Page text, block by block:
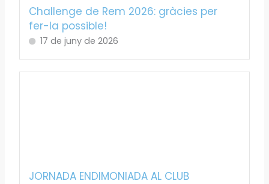
Challenge de Rem 2026: gràcies per
fer-la possible!
17 de juny de 2026
JORNADA ENDIMONIADA AL CLUB